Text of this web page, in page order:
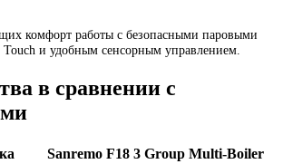
комфорт работы с безопасными паровыми
и удобным сенсорным управлением.
в сравнении с
Sanremo F18 3 Group Multi-Boiler